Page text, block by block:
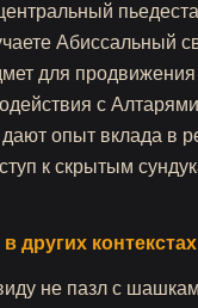
Абиссальный
для
с
опыт вклада в
к скрытым
других контекстах
не пазл с